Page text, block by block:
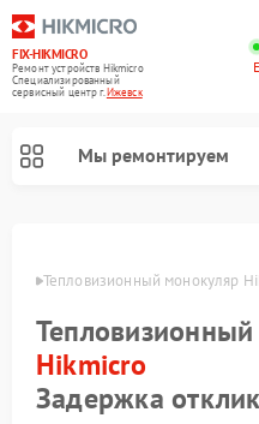
FIX-HIKMICRO
Ремонт устройств Hikmicro
Специализированный
cервисный центр г.Ижевск
Мы ремонтируем
Тепловизионный монокуляр
Hikmicro
Задержка